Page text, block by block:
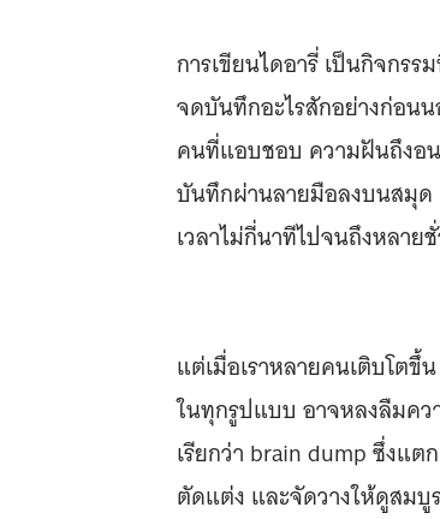
การเขียนไดอารี่ เป็นกิจกร
จดบันทึกอะไรสักอย่างก่อน
คนที่แอบชอบ ความฝันถึงอน
บันทึกผ่านลายมือลงบนสมุด
เวลาไม่กี่นาทีไปจนถึงหลา
แต่เมื่อเราหลายคนเติบโต
ในทุกรูปแบบ อาจหลงลืมคว
เรียกว่า brain dump ซึ่งแ
ตัดแต่ง และจัดวางให้ดูสม